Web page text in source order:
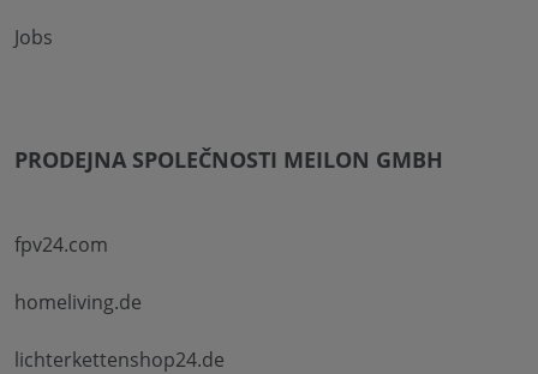
Jobs
PRODEJNA SPOLEČNOSTI MEILON GMBH
fpv24.com
homeliving.de
lichterkettenshop24.de